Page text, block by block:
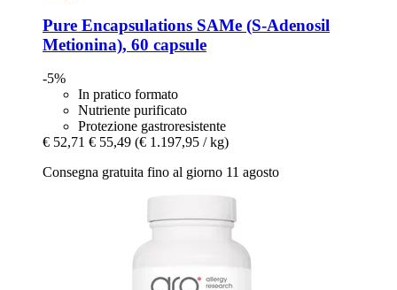
Pure Encapsulations SAMe (S-​Adenosil
Metionina), 60 capsule
-5%
In pratico formato
Nutriente purificato
Protezione gastroresistente
€ 52,71 € 55,49 (€ 1.197,95 / kg)
Consegna gratuita fino al giorno 11 agosto